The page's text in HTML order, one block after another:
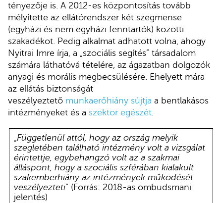
tényezője is. A 2012-es központosítás tovább
mélyítette az ellátórendszer két szegmense
(egyházi és nem egyházi fenntartók) közötti
szakadékot. Pedig alkalmat adhatott volna, ahogy
Nyitrai Imre írja, a „szociális segítés” társadalom
számára láthatóvá tételére, az ágazatban dolgozók
anyagi és morális megbecsülésére. Ehelyett mára
az ellátás biztonságát
veszélyeztető munkaerőhiány sújtja a bentlakásos
intézményeket és a szektor egészét.
„Függetlenül attól, hogy az ország melyik
szegletében található intézmény volt a vizsgálat
érintettje, egybehangzó volt az a szakmai
álláspont, hogy a szociális szférában kialakult
szakemberhiány az intézmények működését
veszélyezteti” (Forrás: 2018-as ombudsmani
jelentés)